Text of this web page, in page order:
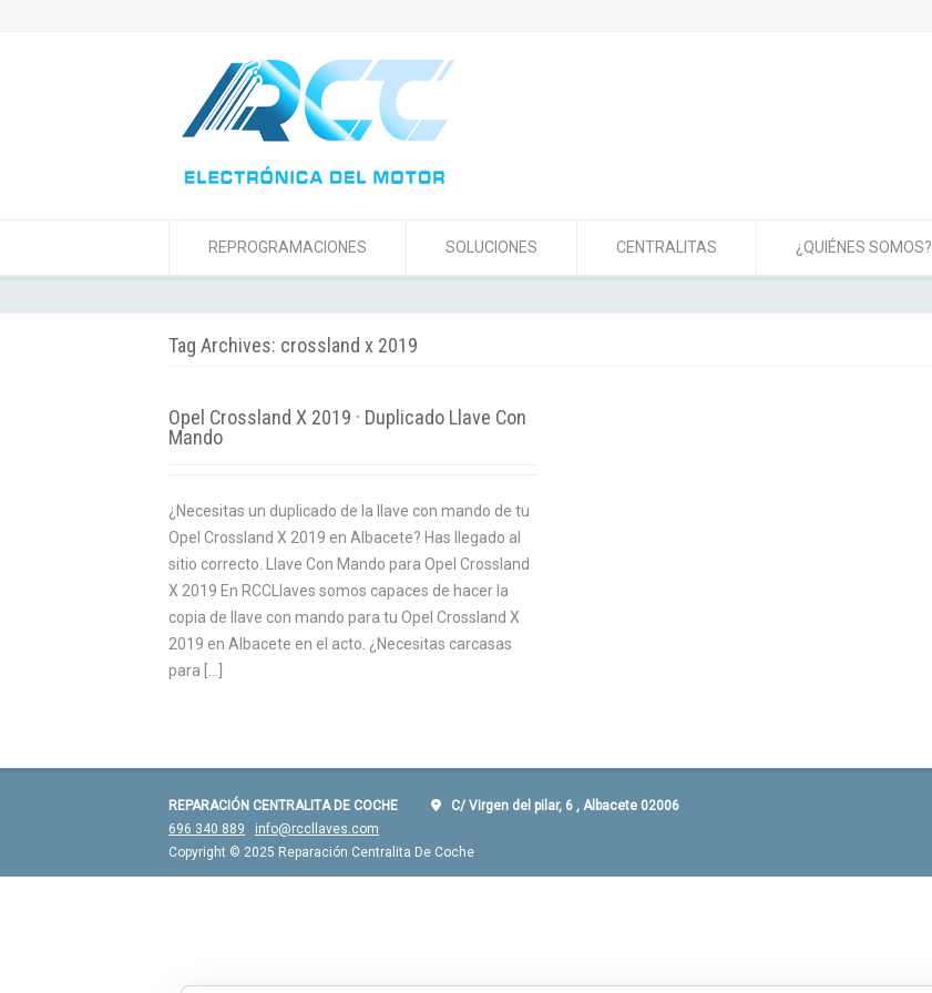
REPROGRAMACIONES SOLUCIONES CENTRALITAS ¿QUIÉNES SOMOS?
Tag Archives: crossland x 2019
Opel Crossland X 2019 · Duplicado Llave Con
Mando
¿Necesitas un duplicado de la llave con mando de tu
Opel Crossland X 2019 en Albacete? Has llegado al
sitio correcto. Llave Con Mando para Opel Crossland
X 2019 En RCCLlaves somos capaces de hacer la
copia de llave con mando para tu Opel Crossland X
2019 en Albacete en el acto. ¿Necesitas carcasas
para […]
REPARACIÓN CENTRALITA DE COCHE
C/ Virgen del pilar, 6 , Albacete 02006
696 340 889
info@rccllaves.com
Copyright © 2025 Reparación Centralita De Coche